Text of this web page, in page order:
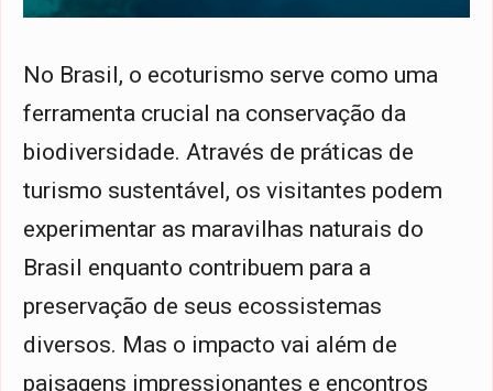
No Brasil, o ecoturismo serve como uma
ferramenta crucial na conservação da
biodiversidade. Através de práticas de
turismo sustentável, os visitantes podem
experimentar as maravilhas naturais do
Brasil enquanto contribuem para a
preservação de seus ecossistemas
diversos. Mas o impacto vai além de
paisagens impressionantes e encontros